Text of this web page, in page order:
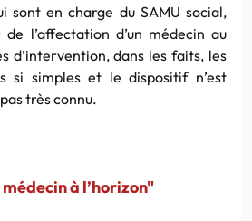
sont en charge du SAMU social,
l’affectation d’un médecin au
d’intervention, dans les faits, les
si simples et le dispositif n’est
très connu.
médecin à l’horizon"